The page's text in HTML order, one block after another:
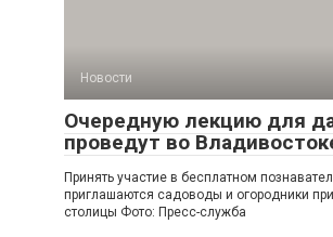
Новости
Очередную лекцию для
проведут во
Принять участие в бесплатном
приглашаются садоводы и огородники
столицы Фото: Пресс-служба